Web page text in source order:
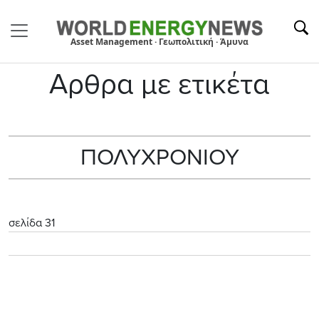
Asset Management · Γεωπολιτική · Άμυνα
Αρθρα με ετικέτα
ΠΟΛΥΧΡΟΝΙΟΥ
σελίδα 31